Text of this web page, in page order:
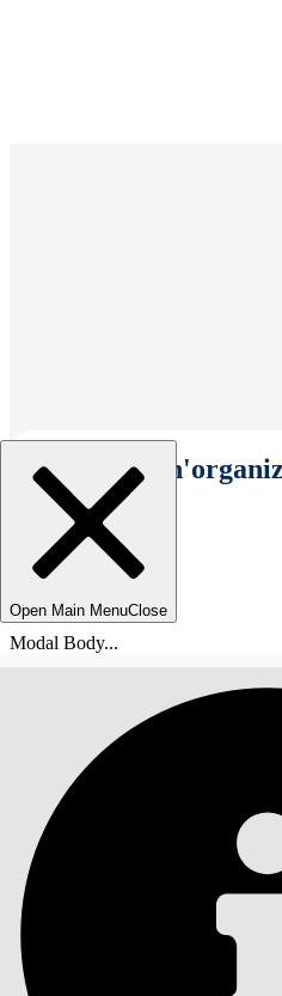
Seleziona
Open Main MenuClose
Modal Body...
SOMMARIO